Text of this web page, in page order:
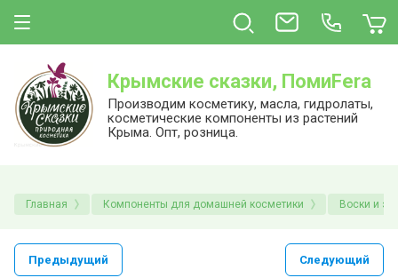
Крымские сказки, ПомиFera
Производим косметику, масла, гидролаты,
косметические компоненты из растений
Крыма. Опт, розница.
Главная Компоненты для домашней косметики Воски и
Предыдущий Следующий